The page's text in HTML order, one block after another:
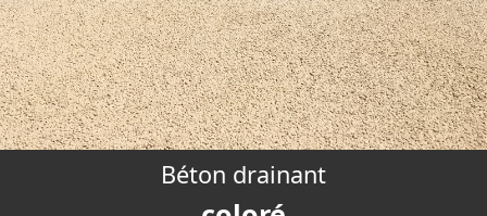
Béton drainant